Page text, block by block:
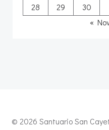
28
29 30
«
© 2026 Santuario San